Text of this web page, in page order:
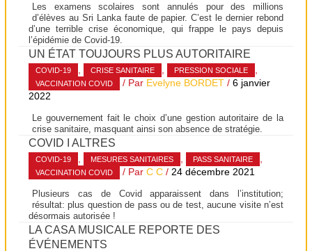
Les examens scolaires sont annulés pour des millions
d’élèves au Sri Lanka faute de papier. C’est le dernier rebond
d’une terrible crise économique, qui frappe le pays depuis
l’épidémie de Covid-19.
UN ÉTAT TOUJOURS PLUS AUTORITAIRE
COVID-19 , CRISE SANITAIRE , PRESSION SOCIALE ,
VACCINATION COVID / Par Evelyne BORDET /6 janvier
2022
Le gouvernement fait le choix d’une gestion autoritaire de la
crise sanitaire, masquant ainsi son absence de stratégie.
COVID I ALTRES
COVID-19 MESURES SANITAIRES PASS SANITAIRE
VACCINATION COVID / ParC C / 24 décembre 2021
Plusieurs cas de Covid apparaissent dans l’institution;
résultat: plus question de pass ou de test, aucune visite n’est
désormais autorisée !
LA CASA MUSICALE REPORTE DES
ÉVÉNEMENTS